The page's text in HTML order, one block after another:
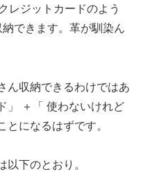
レジットカードのよう
できます。革が馴染ん
ん収納できるわけではあ
」 ＋「 使わないけれど
になるはずです。
以下のとおり。